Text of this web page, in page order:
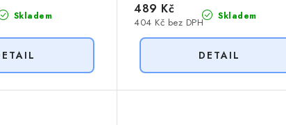
Skladem Skladem
404 Kč bez DPH
489 Kč